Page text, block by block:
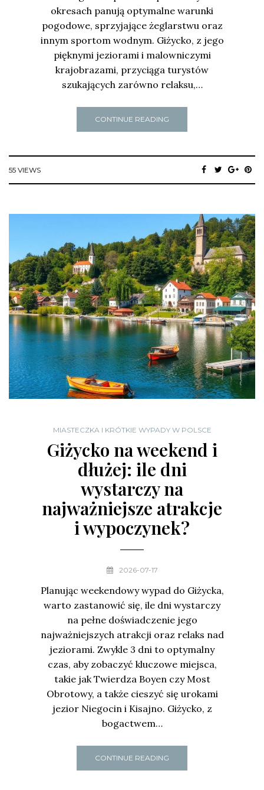
okresach panują optymalne warunki
pogodowe, sprzyjające żeglarstwu oraz
innym sportom wodnym. Giżycko, z jego
pięknymi jeziorami i malowniczymi
krajobrazami, przyciąga turystów
szukających zarówno relaksu,…
CONTINUE READING
55 VIEWS
MIASTECZKA I KRÓTKIE WYPADY W POLSCE
Giżycko na weekend i
dłużej: ile dni
wystarczy na
najważniejsze atrakcje
i wypoczynek?
2026-07-17
Planując weekendowy wypad do Giżycka,
warto zastanowić się, ile dni wystarczy
na pełne doświadczenie jego
najważniejszych atrakcji oraz relaks nad
jeziorami. Zwykle 3 dni to optymalny
czas, aby zobaczyć kluczowe miejsca,
takie jak Twierdza Boyen czy Most
Obrotowy, a także cieszyć się urokami
jezior Niegocin i Kisajno. Giżycko, z
bogactwem…
CONTINUE READING